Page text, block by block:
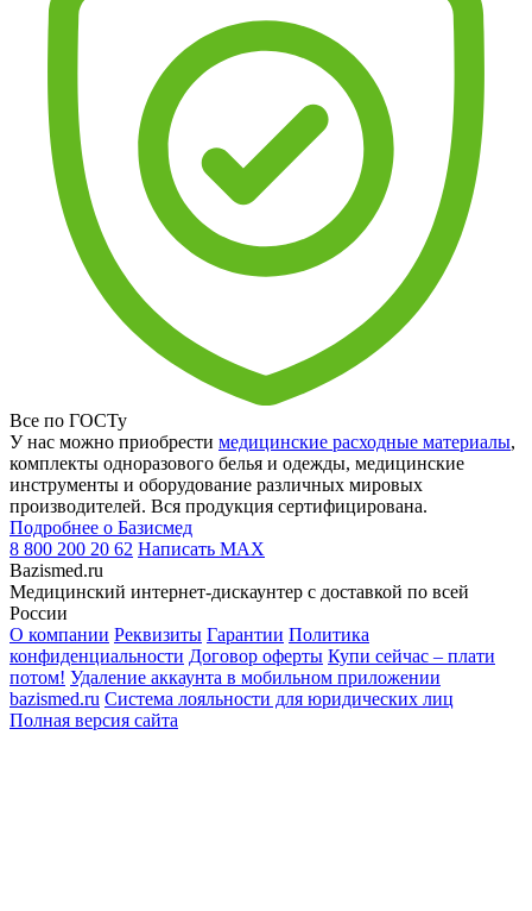
Все по ГОСТу
У нас можно приобрести медицинские расходные материалы,
комплекты одноразового белья и одежды, медицинские
инструменты и оборудование различных мировых
производителей. Вся продукция сертифицирована.
Подробнее о Базисмед
8 800 200 20 62 Написать MAX
Bazismed.ru
Медицинский интернет-дискаунтер с доставкой по всей
России
О компании Реквизиты Гарантии Политика
конфиденциальности Договор оферты Купи сейчас – плати
потом! Удаление аккаунта в мобильном приложении
bazismed.ru Система лояльности для юридических лиц
Полная версия сайта